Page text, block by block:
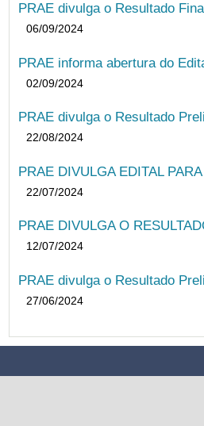
PRAE divulga o Resultado
06/09/2024
PRAE informa abertura do
02/09/2024
PRAE divulga o Resultado
22/08/2024
PRAE DIVULGA EDITAL
22/07/2024
PRAE DIVULGA O
12/07/2024
PRAE divulga o Resultado
27/06/2024